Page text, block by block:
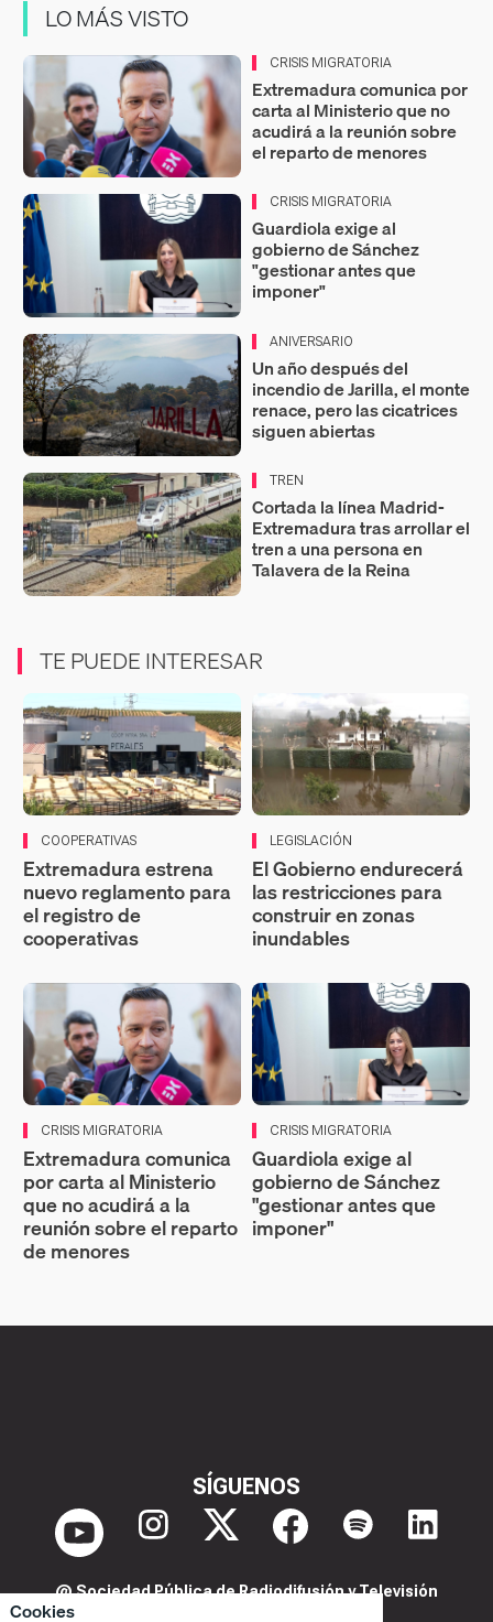
Cookies
LO MÁS VISTO
CRISIS MIGRATORIA
Extremadura comunica por
carta al Ministerio que no
acudirá a la reunión sobre
el reparto de menores
CRISIS MIGRATORIA
Guardiola exige al
gobierno de Sánchez
"gestionar antes que
imponer"
ANIVERSARIO
Un año después del
incendio de Jarilla, el monte
renace, pero las cicatrices
siguen abiertas
TREN
Cortada la línea Madrid-
Extremadura tras arrollar el
tren a una persona en
Talavera de la Reina
TE PUEDE INTERESAR
COOPERATIVAS
Extremadura estrena
nuevo reglamento para
el registro de
cooperativas
LEGISLACIÓN
El Gobierno endurecerá
las restricciones para
construir en zonas
inundables
CRISIS MIGRATORIA
Extremadura comunica
por carta al Ministerio
que no acudirá a la
reunión sobre el reparto
de menores
CRISIS MIGRATORIA
Guardiola exige al
gobierno de Sánchez
"gestionar antes que
imponer"
SÍGUENOS
@ Sociedad Pública de Radiodifusión y Televisión